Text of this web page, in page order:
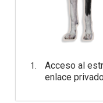
Acceso al
enlace privado